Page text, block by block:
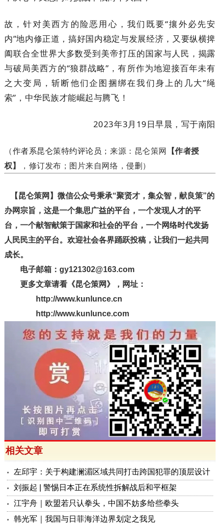
故，针对美西方的险恶用心，我们既要“攘外必先安
内”地内修正道，搞好国内稳定与发展经济，又要纵横捭
阖联合全世界大多数受到美帝打压的国家与人民，揭露
与破局美西方的“狼群战略”，有所作为地迎接百年未有
之大变局，斩断他们企图捆绑在我们身上的几大“绳
索”，中华民族才能崛起与腾飞！
2023年3月19日早晨，写于南阳
（作者系昆仑策特约评论员 ；来源： 昆仑策网 【作者授
权】
，修订发布； 图片来自网络，侵删）
【昆仑策网】微信公众号秉承“聚贤才，集众智，献良策”的
办网宗旨，这是一个集思广益的平台，一个发现人才的平
台，一个献智献策于国家和社会的平台，一个网络时代发扬
人民民主的平台。欢迎社会各界踊跃投稿，让我们一起共同
成长。
电子邮箱：gy121302@163.com
更多文章请看《昆仑策网》，网址：
http://www.kunlunce.cn
http://www.kunlunce.com
相关文章
左邱宇：关于构建澜湄区域共同打击跨国犯罪的顶层设计
刘振起 | 警惕日本正在系统性拆解战后和平框架
江宇舟｜欧盟若只认拳头，中国不妨多给些拳头
韩光军｜我国与日菲海洋边界划定之我见